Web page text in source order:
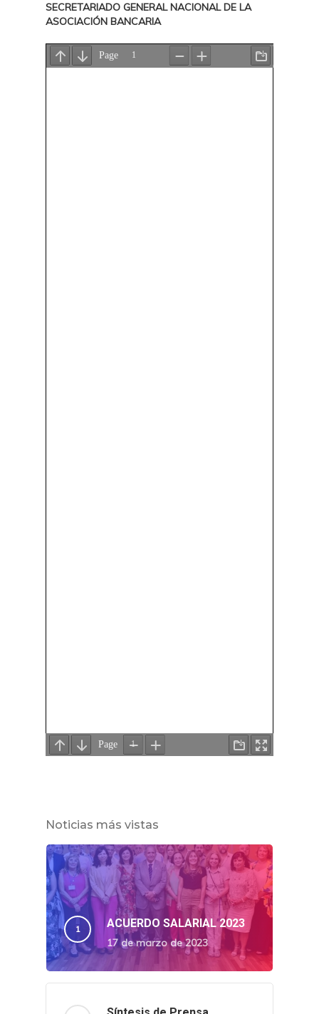
SECRETARIADO GENERAL NACIONAL DE LA
ASOCIACIÓN BANCARIA
Noticias más vistas
ACUERDO SALARIAL 2023
17 de marzo de 2023